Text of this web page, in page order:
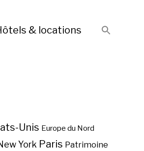
& locations
Unis Europe du Nord
York Paris Patrimoine